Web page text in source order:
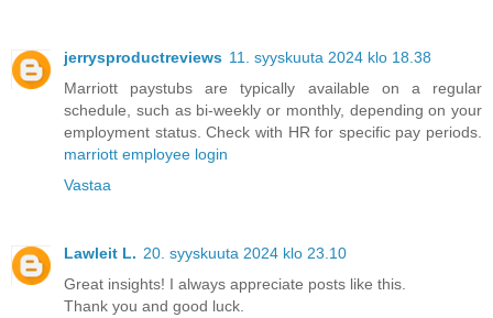
jerrysproductreviews 11. syyskuuta 2024 klo 18.38
Marriott paystubs are typically available on a regular
schedule, such as bi-weekly or monthly, depending on your
employment status. Check with HR for specific pay periods.
marriott employee login
Vastaa
Lawleit L. 20. syyskuuta 2024 klo 23.10
Great insights! I always appreciate posts like this.
Thank you and good luck.